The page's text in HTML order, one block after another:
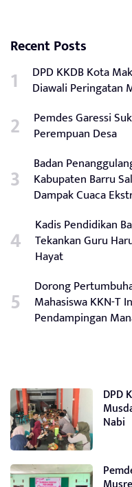
Recent Posts
DPD KKDB Kota
Diawali Peringatan
Pemdes Garessi
Perempuan Desa
Badan
Kabupaten Barru
Dampak Cuaca
Kadis Pendidikan
Tekankan Guru
Hayat
Dorong
Mahasiswa KKN-T
Pendampingan
DPD
Nabi